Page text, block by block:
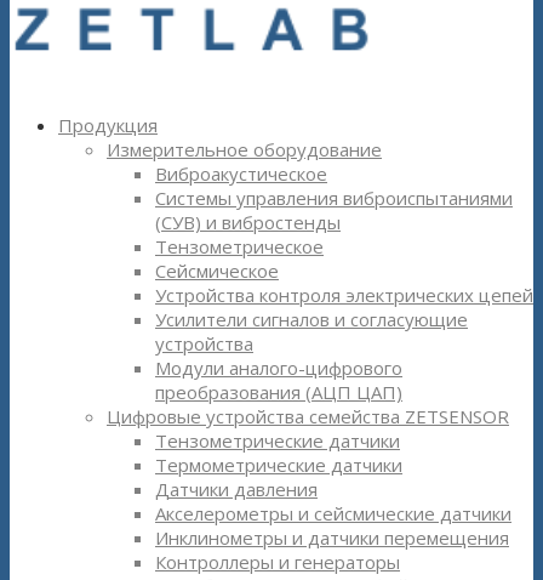
Продукция
Измерительное оборудование
Виброакустическое
Системы управления виброиспытаниями
(СУВ) и вибростенды
Тензометрическое
Сейсмическое
Устройства контроля электрических цепей
Усилители сигналов и согласующие
устройства
Модули аналого-цифрового
преобразования (АЦП ЦАП)
Цифровые устройства семейства ZETSENSOR
Тензометрические датчики
Термометрические датчики
Датчики давления
Акселерометры и сейсмические датчики
Инклинометры и датчики перемещения
Контроллеры и генераторы